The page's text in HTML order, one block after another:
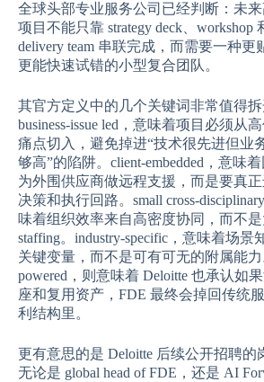
全球头部专业服务公司已经判断：未
项目不能只靠 strategy deck、workshop
delivery team 串联完成，而需要一种更
更能快速试错的小型复合团队。
其官方定义中的几个关键词非常值得拆
business-issue led，意味着项目必须从
痛点切入，避免掉进“技术很先进但业
够高”的陷阱。client-embedded，意味
为外围供应商做远程支援，而是要真
决策和执行回路。small cross-
味着组织效率来自高密度协同，而不
staffing。industry-specific，意味着场景
关键变量，而不是可有可无的附属能力
powered，则意味着 Deloitte 也承认如
座和复用资产，FDE 最终会掉回传统
利结构里。
更有意思的是 Deloitte 后续公开招聘的
无论是 global head of FDE，还是 AI